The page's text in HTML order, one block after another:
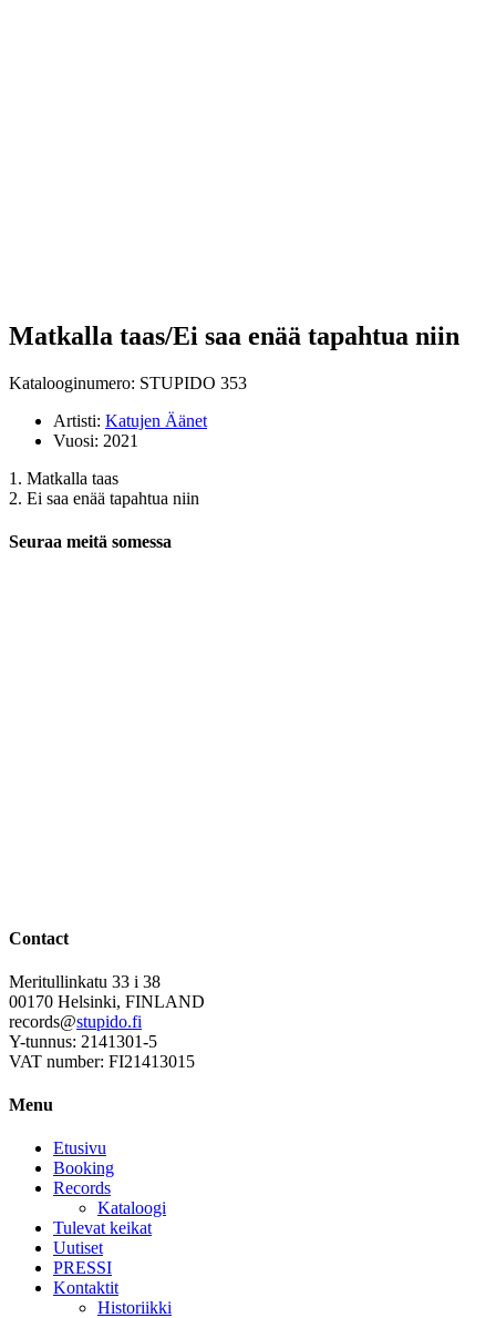
Matkalla taas/Ei saa enää tapahtua niin
Katalooginumero: STUPIDO 353
Artisti: Katujen Äänet
Vuosi: 2021
1. Matkalla taas
2. Ei saa enää tapahtua niin
Seuraa meitä somessa
Contact
Meritullinkatu 33 i 38
00170 Helsinki, FINLAND
records@stupido.fi
Y-tunnus: 2141301-5
VAT number: FI21413015
Menu
Etusivu
Booking
Records
Kataloogi
Tulevat keikat
Uutiset
PRESSI
Kontaktit
Historiikki